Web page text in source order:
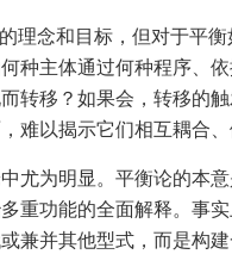
理念和目标，但对于平
种主体通过何种程序、
转移？如果会，转移的
难以揭示它们相互耦合、
尤为明显。平衡论的本
重功能的全面解释。事
兼并其他型式，而是构